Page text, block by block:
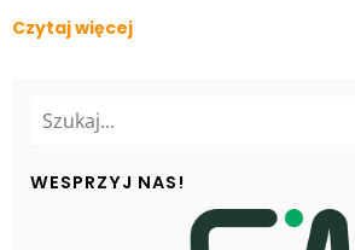
Czytaj więcej
WESPRZYJ NAS!